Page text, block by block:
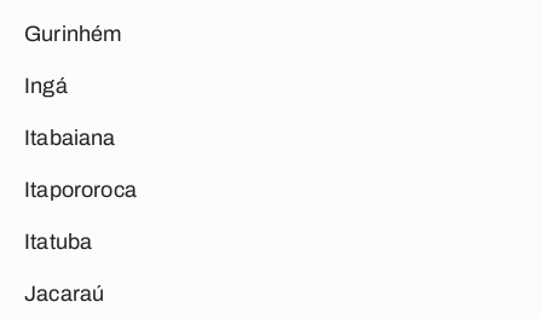
Gurinhém
Ingá
Itabaiana
Itapororoca
Itatuba
Jacaraú